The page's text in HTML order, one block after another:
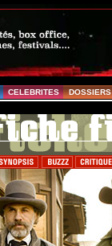
CELEBRITES DOSSIERS